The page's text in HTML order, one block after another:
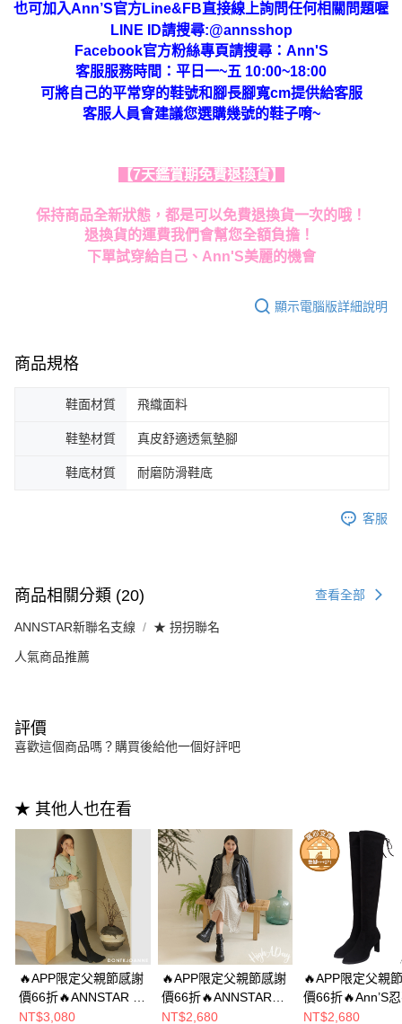
也可加入Ann’S官方Line&FB直接線上詢問任何相關問題喔
LINE ID請搜尋:@annsshop
Facebook官方粉絲專頁請搜尋：Ann'S
客服服務時間：平日一~五 10:00~18:00
可將自己的平常穿的鞋號和腳長腳寬cm提供給客服
客服人員會建議您選購幾號的鞋子唷~
【7天鑑賞期免費退換貨】
保持商品全新狀態，都是可以免費退換貨一次的哦！
退換貨的運費我們會幫您全額負擔！
下單試穿給自己、Ann'S美麗的機會
顯示電腦版詳細說明
商品規格
鞋面材質 飛織面料
鞋墊材質 真皮舒適透氣墊腳
鞋底材質 耐磨防滑鞋底
客服
商品相關分類 (20) 查看全部
ANNSTAR新聯名支線 ★ 拐拐聯名
人氣商品推薦
評價
喜歡這個商品嗎？購買後給他一個好評吧
★ 其他人也在看
🔥APP限定父親節感謝
價66折🔥ANNSTAR 末
羊子聯名-清新素雅防
NT$3,080
🔥APP限定父親節感謝
價66折🔥ANNSTAR
High a day聯名-沉迷
NT$2,680
🔥APP限定父親
價66折🔥Ann’S
回頭-防水絨布
NT$2,680